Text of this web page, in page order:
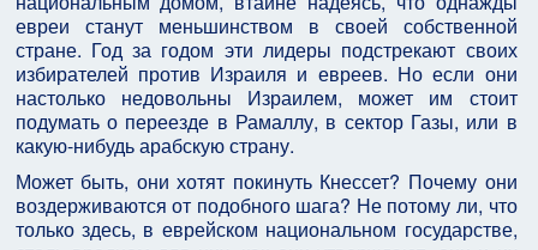
евреи станут меньшинством в своей собственной
стране. Год за годом эти лидеры подстрекают своих
избирателей против Израиля и евреев. Но если они
настолько недовольны Израилем, может им стоит
подумать о переезде в Рамаллу, в сектор Газы, или в
какую-нибудь арабскую страну.
Может быть, они хотят покинуть Кнессет? Почему они
воздерживаются от подобного шага? Не потому ли, что
только здесь, в еврейском национальном государстве,